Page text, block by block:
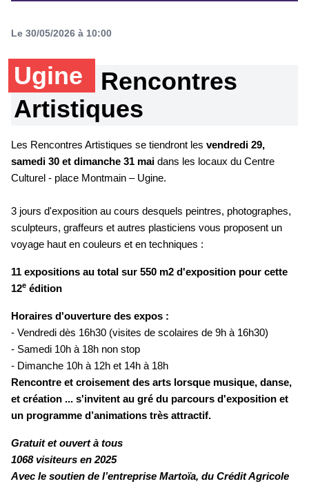
Le 30/05/2026 à 10:00
Ugine
Rencontres
Artistiques
Les Rencontres Artistiques se tiendront les vendredi 29,
samedi 30 et dimanche 31 mai dans les locaux du Centre
Culturel - place Montmain – Ugine.
3 jours d'exposition au cours desquels peintres, photographes,
sculpteurs, graffeurs et autres plasticiens vous proposent un
voyage haut en couleurs et en techniques :
11 expositions au total sur 550 m2 d'exposition pour cette
12e édition
Horaires d'ouverture des expos :
- Vendredi dès 16h30 (visites de scolaires de 9h à 16h30)
- Samedi 10h à 18h non stop
- Dimanche 10h à 12h et 14h à 18h
Rencontre et croisement des arts lorsque musique, danse,
et création ... s'invitent au gré du parcours d'exposition et
un programme d’animations très attractif.
Gratuit et ouvert à tous
1068 visiteurs en 2025
Avec le soutien de l’entreprise Martoïa, du Crédit Agricole